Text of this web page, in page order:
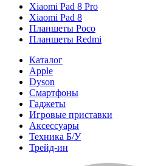
Xiaomi Pad 8 Pro
Xiaomi Pad 8
Планшеты Poco
Планшеты Redmi
Каталог
Apple
Dyson
Смартфоны
Гаджеты
Игровые приставки
Аксессуары
Техника Б/У
Трейд-ин